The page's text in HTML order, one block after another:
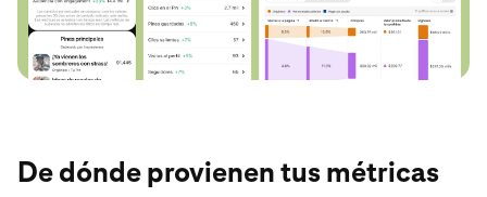
De dónde provienen tus métricas